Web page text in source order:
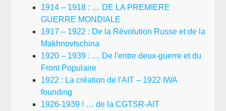
1914 – 1918 : … DE LA PREMIERE
GUERRE MONDIALE
1917 – 1922 : De la Révolution Russe et de la
Makhnovtschina
1920 – 1939 : … De l'entre deux-guerre et du
Front Populaire
1922 : La création de l'AIT – 1922 IWA
founding
1926-1939 ! … de la CGTSR-AIT